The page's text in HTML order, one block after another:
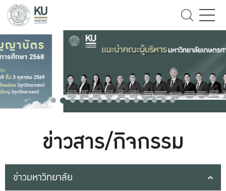
ข่าวสาร/กิจกรรม
ข่าวมหาวิทยาลัย